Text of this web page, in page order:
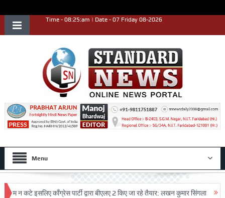
Time - 08:25:am | Date - 07 Friday 08-2026
Menu
कटे इसलिए काँग्रेस पार्टी द्वारा बीएलए 2 किए जा रहे तैयार: लखन कुमार सिंगला